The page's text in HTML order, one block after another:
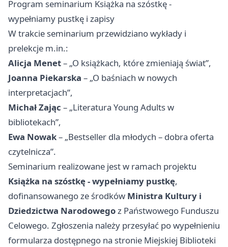
Program seminarium Książka na szóstkę -
wypełniamy pustkę i zapisy
W trakcie seminarium przewidziano wykłady i
prelekcje m.in.:
Alicja Menet– „O książkach, które zmieniają świat”,
Joanna Piekarska – „O baśniach w nowych
interpretacjach”,
Michał Zając – „Literatura Young Adults w
bibliotekach”,
Ewa Nowak– „Bestseller dla młodych – dobra oferta
czytelnicza”.
Seminarium realizowane jest w ramach projektu
Książka na szóstkę - wypełniamy pustkę,
dofinansowanego ze środków Ministra Kultury i
Dziedzictwa Narodowegoz Państwowego Funduszu
Celowego. Zgłoszenia należy przesyłać po wypełnieniu
formularza dostępnego na stronie Miejskiej Biblioteki